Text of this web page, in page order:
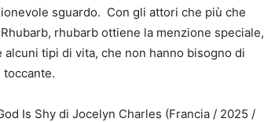
sguardo. Con gli attori che più che
rhubarb ottiene la menzione speciale,
tipi di vita, che non hanno bisogno di
Is Shy di Jocelyn Charles (Francia / 2025 /